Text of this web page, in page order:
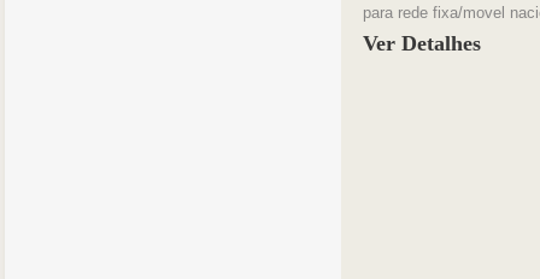
para rede fixa/movel
Ver Detalhes